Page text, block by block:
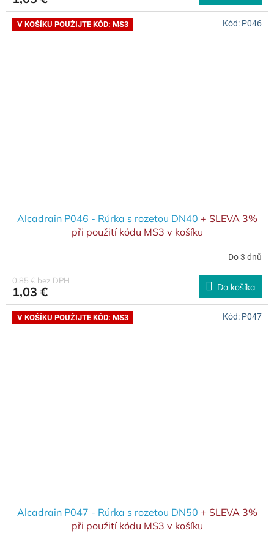
V KOŠÍKU POUŽIJTE KÓD: MS3
Alcadrain P046 - Rúrka s rozetou DN40 + SLEVA 3%
při použití kódu MS3 v košíku
Do 3 dnů
0,85 € bez DPH
1,03 € Do košíka
Kód: P046
V KOŠÍKU POUŽIJTE KÓD: MS3
Alcadrain P047 - Rúrka s rozetou DN50 + SLEVA 3%
při použití kódu MS3 v košíku
Kód: P047